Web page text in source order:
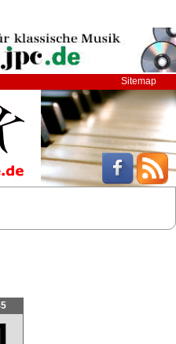
Sitemap